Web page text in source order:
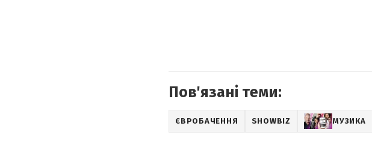
Пов'язані теми:
ЄВРОБАЧЕННЯ SHOWBIZ МУЗИКА